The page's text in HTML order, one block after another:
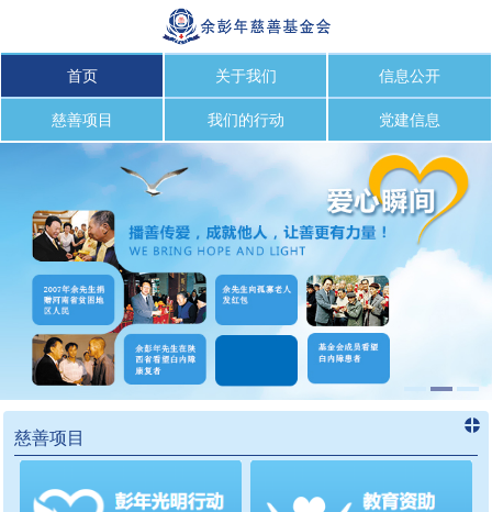
首页 关于我们 信息公开
慈善项目 我们的行动 党建信息
慈善项目
进入慈